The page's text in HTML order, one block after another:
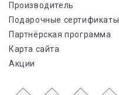
Производитель
Подарочные сертификаты
Партнёрская программа
Карта сайта
Акции